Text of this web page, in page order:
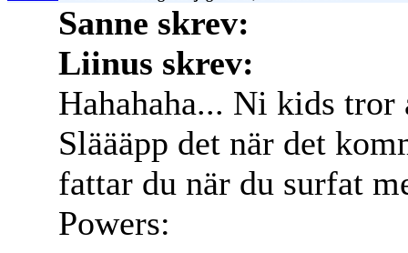
Sanne skrev:
Liinus skrev:
Hahahaha... Ni kids tror
Släääpp det när det
fattar du när du surfat
Powers: